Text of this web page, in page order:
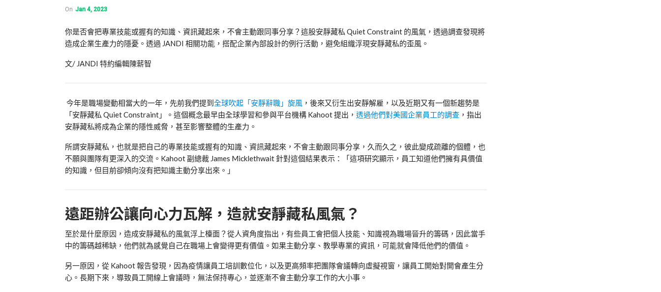
On Jan 4, 2023
你是否會把專業技能或握有的知識、資訊藏起來，不會主動跟同事分享？這股安靜藏私 Quiet Constraint 的風氣，透過調查發現將
造成企業生產力的隱憂。透過 JANDI 相關功能，搭配企業內部設計的例行活動，避免組織浮現安靜藏私的歪風。
文/ JANDI 特約編輯陳薪智
今年是職場變動相當大的一年，先前我們提到全球吹起「安靜辭職」旋風 ，後來又衍生出安靜解雇，以及近期又有一個新趨勢是
「安靜藏私 Quiet Constraint 」。這個概念最早由全球學習和參與平台機構 Kahoot提出， 透過他們對美國企業員工的調查 ，指出
安靜藏私將成為企業的隱性威脅，甚至影響整體的生產力。
所謂安靜藏私，也就是把自己的專業技能或握有的知識、資訊藏起來，不會主動跟同事分享，久而久之，彼此變成疏離的個體，也
不願與團隊有更深入的交流。 Kahoot副總裁 James Micklethwait 針對這個結果表示：「這項研究顯示，員工知道他們擁有具價值
的知識，但目前卻傾向沒有把知識主動分享出來。」
遠距辦公讓向心力瓦解，造就安靜藏私風氣？
至於是什麼原因，造成安靜藏私的風氣浮上檯面？從人資角度指出，有些員工會把個人技能、知識視為職場晉升的籌碼，因此當手
中的籌碼越稀缺，他們就為感覺自己在職場上會變得更有價值。如果主動分享、教學專業的資訊，可能就會降低他們的價值。
另一原因，從 Kahoot報告發現，因為疫情讓員工培訓數位化，以及更高頻率把團隊會議轉向虛擬視窗，讓員工開始對開會產生分
心。長期下來，導致員工開線上會議時，無法保持專心，並逐漸不會主動分享工作的大小事。